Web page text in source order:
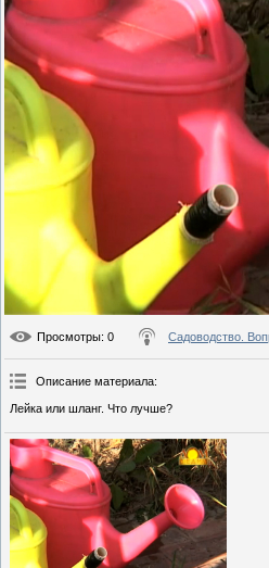
Просмотры: 0 Садоводство.
Описание материала:
Лейка или шланг. Что лучше?